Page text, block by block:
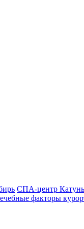
СПА-центр Катунь
факторы